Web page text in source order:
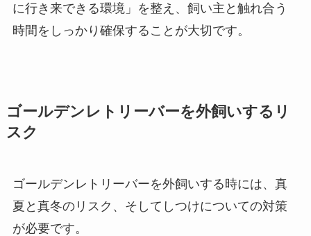
に行き来できる環境」を整え、飼い主と触れ合う
時間をしっかり確保することが大切です。
ゴールデンレトリーバーを外飼いするリ
スク
ゴールデンレトリーバーを外飼いする時には、真
夏と真冬のリスク、そしてしつけについての対策
が必要です。